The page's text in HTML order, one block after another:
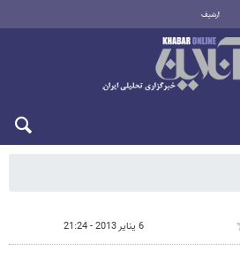
أرشيف
6 يناير 2013 - 21:24